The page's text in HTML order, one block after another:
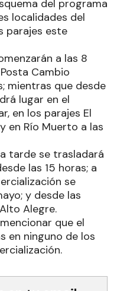
del programa
localidades del
parajes este
a las 8
Cambio
mientras que desde
lugar en el
en los parajes El
en Río Muerto a las
tarde se trasladará
las 15 horas; a
se
y desde las
Alegre.
que el
en ninguno de los